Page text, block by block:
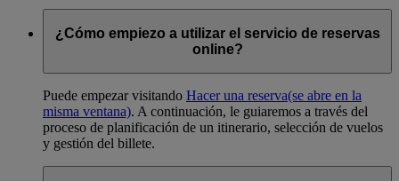
¿Cómo empiezo a utilizar el servicio de reservas
online?
Puede empezar visitando Hacer una reserva(se abre en la
misma ventana). A continuación, le guiaremos a través del
proceso de planificación de un itinerario, selección de vuelos
y gestión del billete.